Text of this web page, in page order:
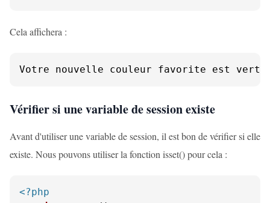
Cela affichera :
Votre nouvelle couleur favorite est vert.
Vérifier si une variable de session existe
Avant d'utiliser une variable de session, il est bon de vérifier si elle
existe. Nous pouvons utiliser la fonction isset() pour cela :
<?php